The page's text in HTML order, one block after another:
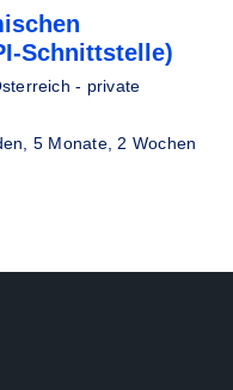
Schnittstelle)
- private
5 Monate, 2 Wochen